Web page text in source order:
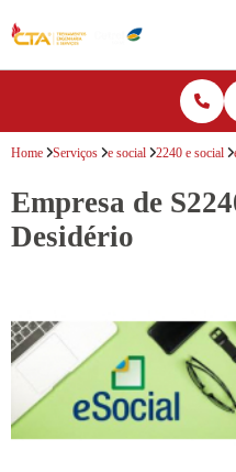
Home Serviços e social 2240 e social
Empresa de
Desidério